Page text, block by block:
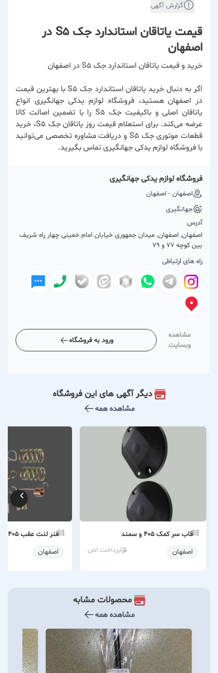
گزارش آگهی
قیمت یاتاقان استاندارد جک S5 در
اصفهان
خرید و قیمت یاتاقان استاندارد جک S5 در اصفهان
اگر به دنبال خرید یاتاقان استاندارد جک S5 با بهترین قیمت
در اصفهان هستید، فروشگاه لوازم یدکی جهانگیری انواع
یاتاقان اصلی و باکیفیت جک S5 را با تضمین اصالت کالا
عرضه می‌کند. برای استعلام قیمت روز یاتاقان جک S5، خرید
قطعات موتوری جک S5 و دریافت مشاوره تخصصی می‌توانید
با فروشگاه لوازم یدکی جهانگیری تماس بگیرید.
فروشگاه لوازم یدکی جهانگیری
اصفهان - اصفهان
جهانگیری
آدرس
اصفهان, اصفهان, میدان جمهوری خیابان امام خمینی چهار راه شریف
بین کوچه 77 و 79
راه های ارتباطی
مشاهده
وبسایت
ورود به فروشگاه
دیگر آگهی های این فروشگاه
مشاهده همه
قاب سر کمک ۴۰۵ و سمند
اصفهان
پرداخت امن
فنر لنت عقب ۴۰۵
اصفهان
محصولات مشابه
مشاهده همه